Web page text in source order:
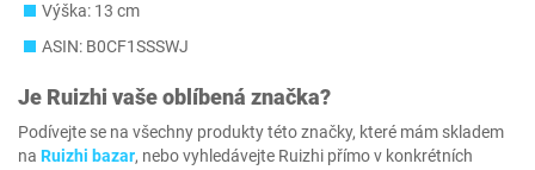
Výška: 13 cm
ASIN: B0CF1SSSWJ
Je Ruizhi vaše oblíbená značka?
Podívejte se na všechny produkty této značky, které mám skladem
na Ruizhi bazar, nebo vyhledávejte Ruizhi přímo v konkrétních